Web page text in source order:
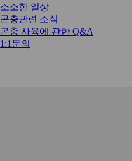
소소한 일상
곤충관련 소식
곤충 사육에 관한 Q&A
1:1문의